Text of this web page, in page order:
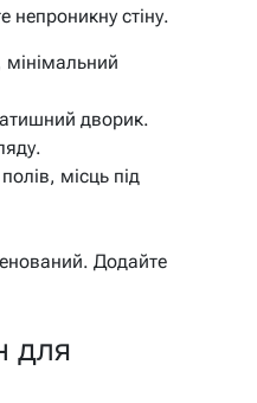
стіну.
мінімальний
дворик.
місць під
Додайте
для